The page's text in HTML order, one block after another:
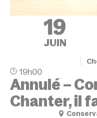
19
JUIN
19h00
Annulé –
Chanter, il